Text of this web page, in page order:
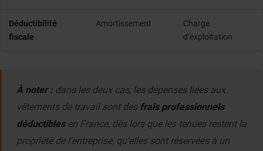
Déductibilité
fiscale
Amortissement
Charge
d’exploitation
À noter : dans les deux cas, les dépenses liées aux
vêtements de travail sont des frais professionnels
déductiblesen France, dès lors que les tenues restent la
propriété de l’entreprise, qu’elles sont réservées à un